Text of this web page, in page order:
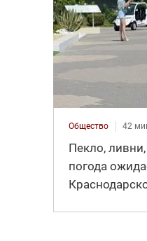
Общество 42
Пекло,
погода